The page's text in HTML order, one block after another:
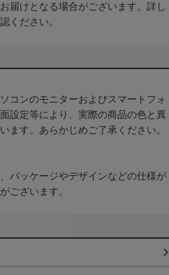
届けとなる場合がございます。詳し
ください。
コンのモニターおよびスマートフォ
設定等により、実際の商品の色と異
ます。あらかじめご了承ください。
パッケージやデザインなどの仕様が
ございます。